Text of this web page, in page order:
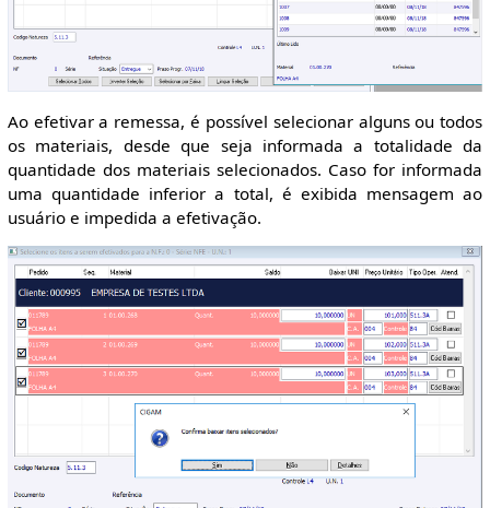
Ao efetivar a remessa, é possível selecionar alguns ou todos
os materiais, desde que seja informada a totalidade da
quantidade dos materiais selecionados. Caso for informada
uma quantidade inferior a total, é exibida mensagem ao
usuário e impedida a efetivação.